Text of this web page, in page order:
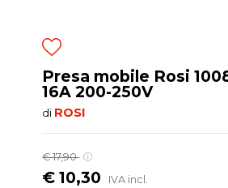
Presa mobile Rosi
16A 200-250V
di ROSI
€ 17,90
€ 10,30 IVA incl.